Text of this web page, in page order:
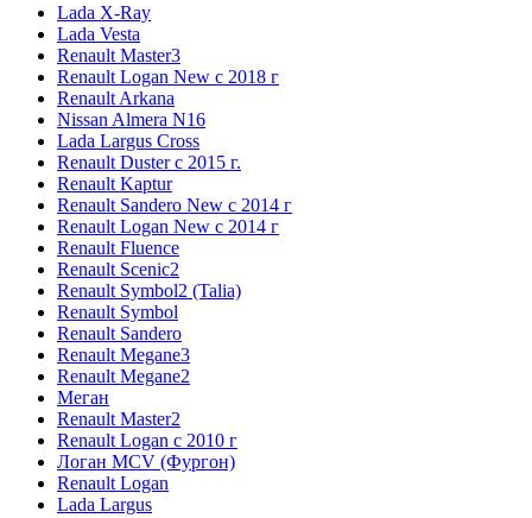
Lada X-Ray
Lada Vesta
Renault Master3
Renault Logan New с 2018 г
Renault Arkana
Nissan Almera N16
Lada Largus Cross
Renault Duster с 2015 г.
Renault Kaptur
Renault Sandero New с 2014 г
Renault Logan New с 2014 г
Renault Fluence
Renault Scenic2
Renault Symbol2 (Talia)
Renault Symbol
Renault Sandero
Renault Megane3
Renault Megane2
Меган
Renault Master2
Renault Logan c 2010 г
Логан МСV (Фургон)
Renault Logan
Lada Largus